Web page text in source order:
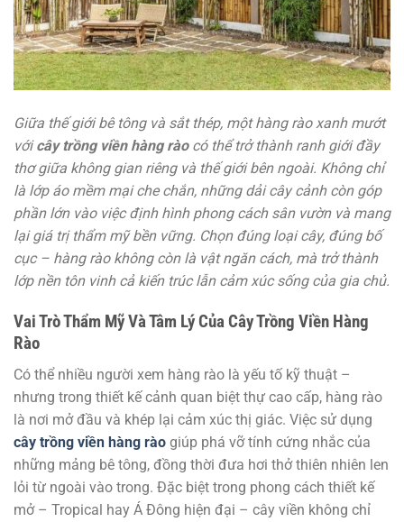
Giữa thế giới bê tông và sắt thép, một hàng rào xanh mướt
vớicây trồng viền hàng ràocó thể trở thành ranh giới đầy
thơ giữa không gian riêng và thế giới bên ngoài. Không chỉ
là lớp áo mềm mại che chắn, những dải cây cảnh còn góp
phần lớn vào việc định hình phong cách sân vườn và mang
lại giá trị thẩm mỹ bền vững. Chọn đúng loại cây, đúng bố
cục – hàng rào không còn là vật ngăn cách, mà trở thành
lớp nền tôn vinh cả kiến trúc lẫn cảm xúc sống của gia chủ.
Vai Trò Thẩm Mỹ Và Tâm Lý Của Cây Trồng Viền Hàng
Rào
Có thể nhiều người xem hàng rào là yếu tố kỹ thuật –
nhưng trong thiết kế cảnh quan biệt thự cao cấp, hàng rào
là nơi mở đầu và khép lại cảm xúc thị giác. Việc sử dụng
cây trồng viền hàng rào giúp phá vỡ tính cứng nhắc của
những mảng bê tông, đồng thời đưa hơi thở thiên nhiên len
lỏi từ ngoài vào trong. Đặc biệt trong phong cách thiết kế
mở – Tropical hay Á Đông hiện đại – cây viền không chỉ